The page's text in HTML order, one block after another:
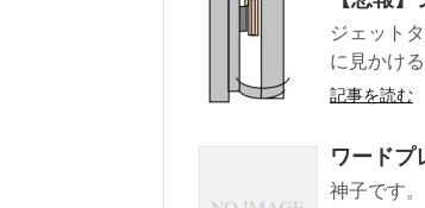
ジェット
に見かけ
記事を読む
ワードプ
神子です